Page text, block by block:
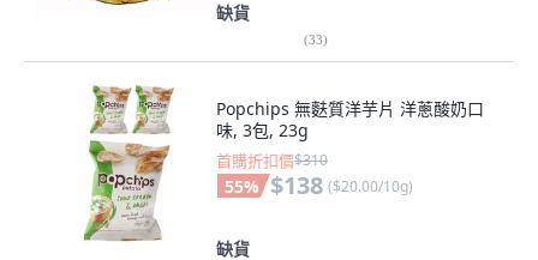
缺貨
(33)
Popchips 無麩質洋芋片 洋蔥酸奶口
味, 3包, 23g
首購折扣價$310
55% $138 ($20.00/10g)
缺貨